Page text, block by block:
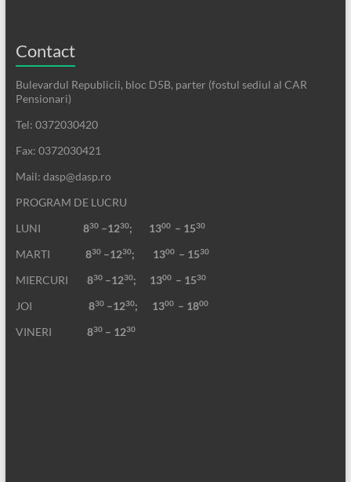
Contact
Bulevardul Republicii, bloc D5B, parter (fostul sediul al CAR
Pensionari)
Tel: 0372030420
Fax: 0372030421
Mail: dasp@dasp.ro
PROGRAM DE LUCRU
LUNI
830–1230; 1300 – 1530
MARTI 830–1230; 1300 – 1530
MIERCURI 830–1230; 1300 – 1530
JOI 830–1230; 1300 – 1800
VINERI 830– 1230